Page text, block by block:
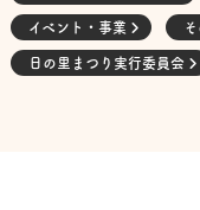
イベント・事業
日の里まつり実行委員会